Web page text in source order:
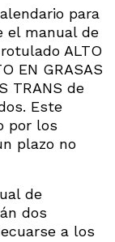
para
el manual de
ALTO
EN GRASAS
TRANS de
Este
por los
plazo no
de
dos
a los